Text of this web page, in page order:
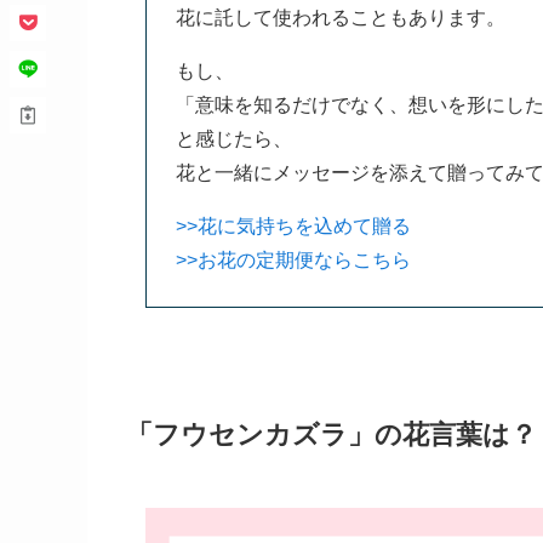
花に託して使われることもあります。
もし、
「意味を知るだけでなく、想いを形にした
と感じたら、
花と一緒にメッセージを添えて贈ってみ
>>花に気持ちを込めて贈る
>>お花の定期便ならこちら
「フウセンカズラ」の花言葉は？